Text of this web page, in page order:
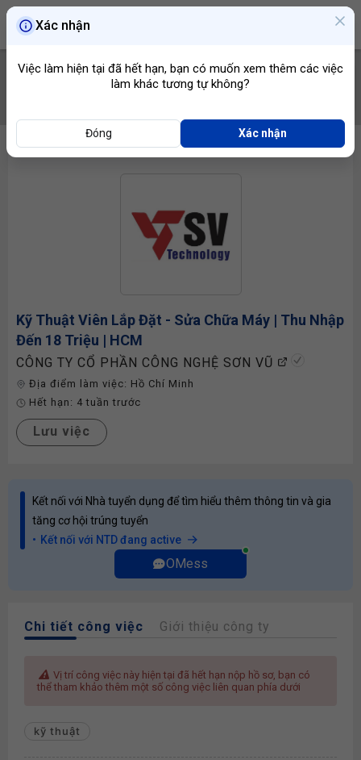
Kỹ Thuật Viên Lắp Đặt - Sửa Chữa Máy | Thu Nhập
Đến 18 Triệu | HCM
CÔNG TY CỔ PHẦN CÔNG NGHỆ SƠN VŨ
Địa điểm làm việc: Hồ Chí Minh
Hết hạn: 4 tuần trước
Lưu việc
Kết nối với Nhà tuyển dụng để tìm hiểu thêm thông tin và gia
tăng cơ hội trúng tuyển
Kết nối với NTD đang active
OMess
Chi tiết công việc Giới thiệu công ty
Vị trí công việc này hiện tại đã hết hạn nộp hồ sơ, bạn có
thể tham khảo thêm một số công việc liên quan phía dưới
kỹ thuật
Xác nhận
Việc làm hiện tại đã hết hạn, bạn có muốn xem thêm các việc
làm khác tương tự không?
Đóng Xác nhận